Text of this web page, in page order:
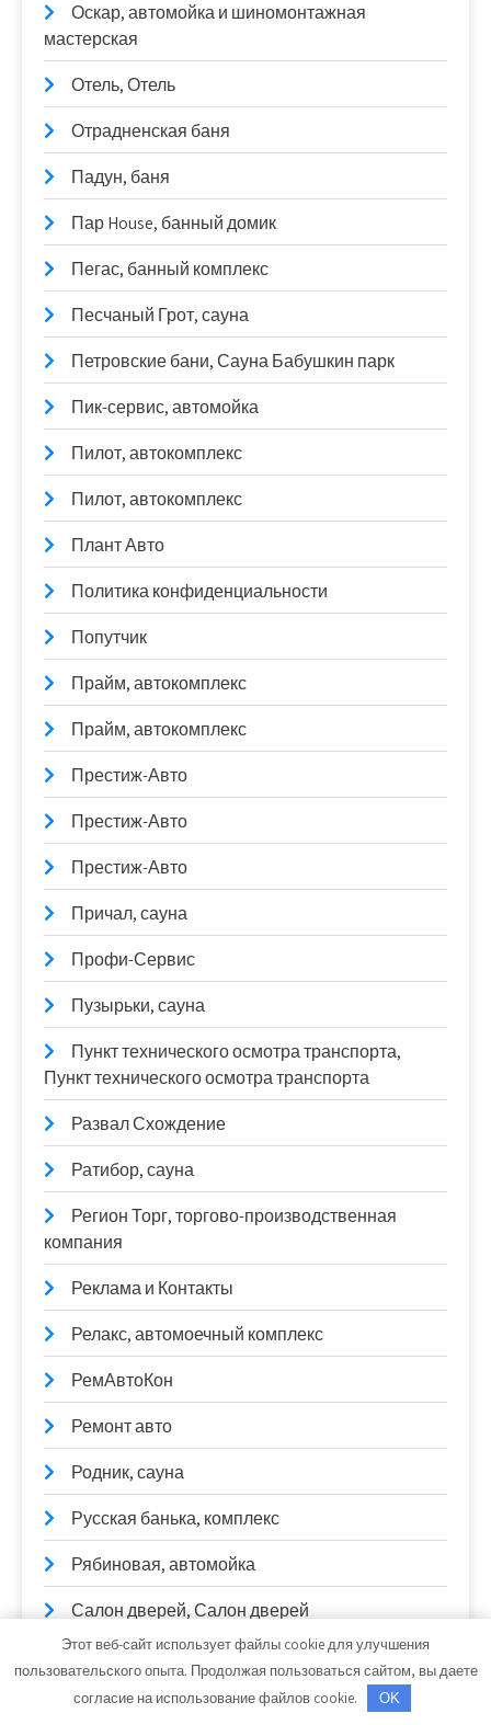
Оскар, автомойка и шиномонтажная
мастерская
Отель, Отель
Отрадненская баня
Падун, баня
Пар House, банный домик
Пегас, банный комплекс
Песчаный Грот, сауна
Петровские бани, Сауна Бабушкин парк
Пик-сервис, автомойка
Пилот, автокомплекс
Пилот, автокомплекс
Плант Авто
Политика конфиденциальности
Попутчик
Прайм, автокомплекс
Прайм, автокомплекс
Престиж-Авто
Престиж-Авто
Престиж-Авто
Причал, сауна
Профи-Сервис
Пузырьки, сауна
Пункт технического осмотра транспорта,
Пункт технического осмотра транспорта
Развал Схождение
Ратибор, сауна
Регион Торг, торгово-производственная
компания
Реклама и Контакты
Релакс, автомоечный комплекс
РемАвтоКон
Ремонт авто
Родник, сауна
Русская банька, комплекс
Рябиновая, автомойка
Салон дверей, Салон дверей
Сауна, Сауна
Сауна, Сауна
Этот веб-сайт использует файлы cookie для улучшения
пользовательского опыта. Продолжая пользоваться сайтом, вы даете
согласие на использование файлов cookie.
OK